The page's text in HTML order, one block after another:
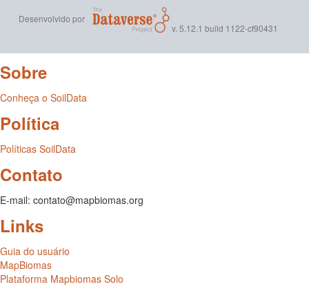
Desenvolvido por
v. 5.12.1 build 1122-cf90431
Sobre
Conheça o SoilData
Política
Políticas SoilData
Contato
E-mail: contato@mapbiomas.org
Links
Guia do usuário
MapBiomas
Plataforma Mapbiomas Solo